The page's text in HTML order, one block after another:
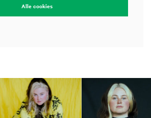
Alle cookies